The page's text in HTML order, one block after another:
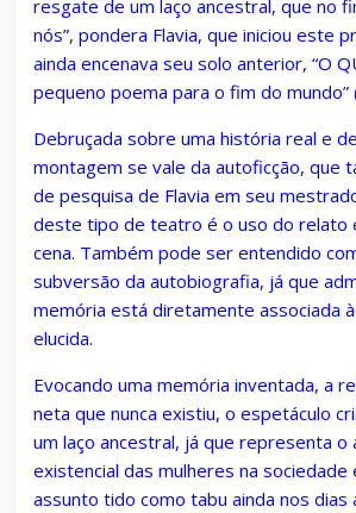
resgate de um laço ancestral, que no
nós”, pondera Flavia, que iniciou este
ainda encenava seu solo anterior, “O
pequeno poema para o fim do mundo”
Debruçada sobre uma história real e
montagem se vale da autoficção, que
de pesquisa de Flavia em seu
deste tipo de teatro é o uso do relato
cena. Também pode ser entendido
subversão da autobiografia, já que
memória está diretamente associada à
elucida.
Evocando uma memória inventada, a
neta que nunca existiu, o espetáculo
um laço ancestral, já que representa o
existencial das mulheres na sociedade
assunto tido como tabu ainda nos dias